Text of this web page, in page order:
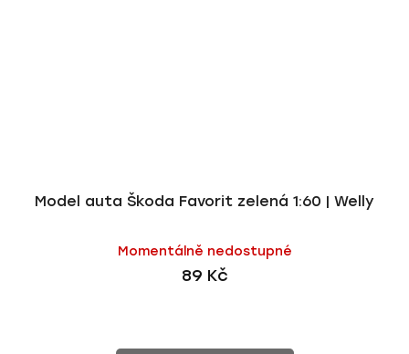
Model auta Škoda Favorit zelená 1:60 | Welly
Momentálně nedostupné
89 Kč